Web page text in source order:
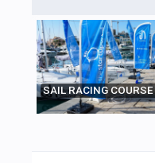
SAIL RACING COURSE